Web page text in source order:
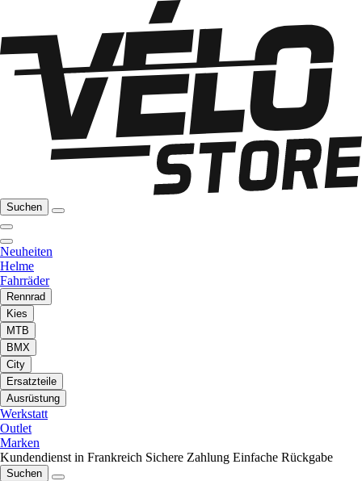
Suchen
Neuheiten
Helme
Fahrräder
Rennrad
Kies
MTB
BMX
City
Ersatzteile
Ausrüstung
Werkstatt
Outlet
Marken
Kundendienst in Frankreich Sichere Zahlung Einfache Rückgabe
Suchen